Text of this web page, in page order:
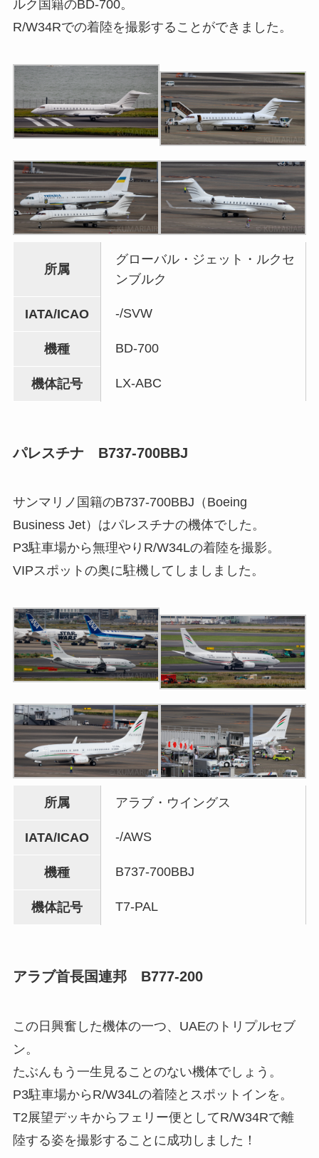
ルク国籍のBD-700。
R/W34Rでの着陸を撮影することができました。
所属
グローバル・ジェット・ルクセ
ンブルク
IATA/ICAO -/SVW
機種 BD-700
機体記号 LX-ABC
パレスチナ B737-700BBJ
サンマリノ国籍のB737-700BBJ（Boeing
Business Jet）はパレスチナの機体でした。
P3駐車場から無理やりR/W34Lの着陸を撮影。
VIPスポットの奥に駐機してしましました。
所属 アラブ・ウイングス
IATA/ICAO -/AWS
機種 B737-700BBJ
機体記号 T7-PAL
アラブ首長国連邦 B777-200
この日興奮した機体の一つ、UAEのトリプルセブ
ン。
たぶんもう一生見ることのない機体でしょう。
P3駐車場からR/W34Lの着陸とスポットインを。
T2展望デッキからフェリー便としてR/W34Rで離
陸する姿を撮影することに成功しました！